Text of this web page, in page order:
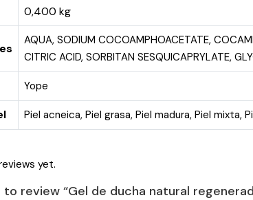
0,400 kg
AQUA, SODIUM COCOAMPHOACETATE,
CITRIC ACID, SORBITAN SESQUICAPRYLATE,
Yope
Piel acneica, Piel grasa, Piel madura, Piel mixta,
yet.
review “Gel de ducha natural